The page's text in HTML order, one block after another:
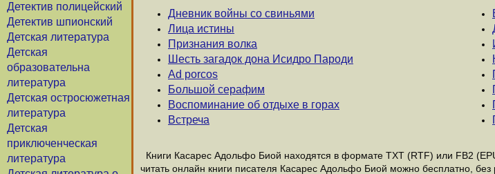
Детектив полицейский
Детектив шпионский
Детская литература
Детская
образовательна
литература
Детская остросюжетная
литература
Детская
приключенческая
литература
Дневник войны со свиньями
Лица истины
Признания волка
Шесть загадок дона Исидро Пароди
Ad porcos
Большой серафим
Воспоминание об отдыхе в горах
Встреча
Книги Касарес Адольфо Биой находятся в формате ТХТ (RTF) или FB2
читать онлайн книги писателя Касарес Адольфо Биой можно бесплатно,